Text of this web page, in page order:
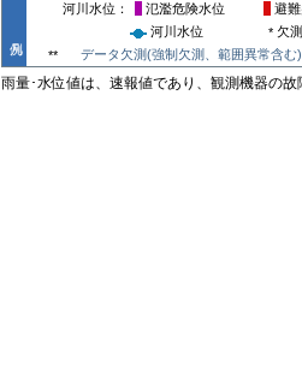
河川水位 氾濫危険水位
避
河川水位
* 欠測
**
データ欠測(強制欠測、範囲異常含む)
雨量･水位値は、速報値であり、観測機器の